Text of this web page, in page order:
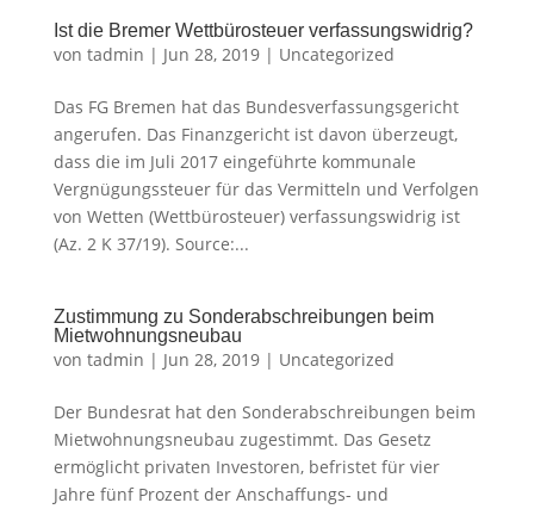
Ist die Bremer Wettbürosteuer verfassungswidrig?
von tadmin | Jun 28, 2019| Uncategorized
Das FG Bremen hat das Bundesverfassungsgericht
angerufen. Das Finanzgericht ist davon überzeugt,
dass die im Juli 2017 eingeführte kommunale
Vergnügungssteuer für das Vermitteln und Verfolgen
von Wetten (Wettbürosteuer) verfassungswidrig ist
(Az. 2 K 37/19). Source:...
Zustimmung zu Sonderabschreibungen beim
Mietwohnungsneubau
von tadmin | Jun 28, 2019| Uncategorized
Der Bundesrat hat den Sonderabschreibungen beim
Mietwohnungsneubau zugestimmt. Das Gesetz
ermöglicht privaten Investoren, befristet für vier
Jahre fünf Prozent der Anschaffungs- und